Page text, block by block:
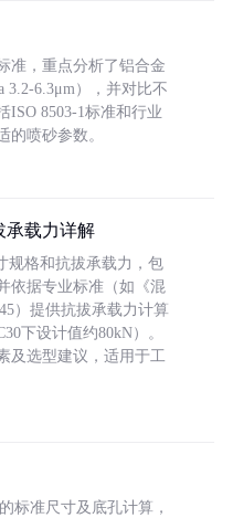
准，重点分析了铝合金
3.2-6.3μm），并对比不
ISO 8503-1标准和行业
的喷砂参数。
承载力详解
规格和抗拔承载力，包
依据专业标准（如《混
）提供抗拔承载力计算
下设计值约80kN）。
及选型建议，适用于工
标准尺寸及底孔计算，